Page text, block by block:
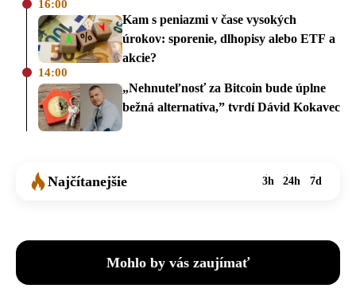
16:00
Kam s peniazmi v čase vysokých
úrokov: sporenie, dlhopisy alebo ETF a
akcie?
14:00
„Nehnuteľnosť za Bitcoin bude úplne
bežná alternatíva,” tvrdí Dávid Kokavec
Najčítanejšie 3h 24h 7d
Mohlo by vás zaujímať